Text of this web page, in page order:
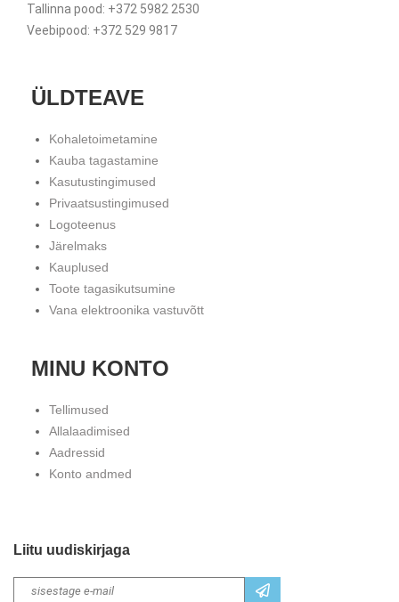
Tallinna pood: +372 5982 2530
Veebipood: +372 529 9817
ÜLDTEAVE
Kohaletoimetamine
Kauba tagastamine
Kasutustingimused
Privaatsustingimused
Logoteenus
Järelmaks
Kauplused
Toote tagasikutsumine
Vana elektroonika vastuvõtt
MINU KONTO
Tellimused
Allalaadimised
Aadressid
Konto andmed
Liitu uudiskirjaga